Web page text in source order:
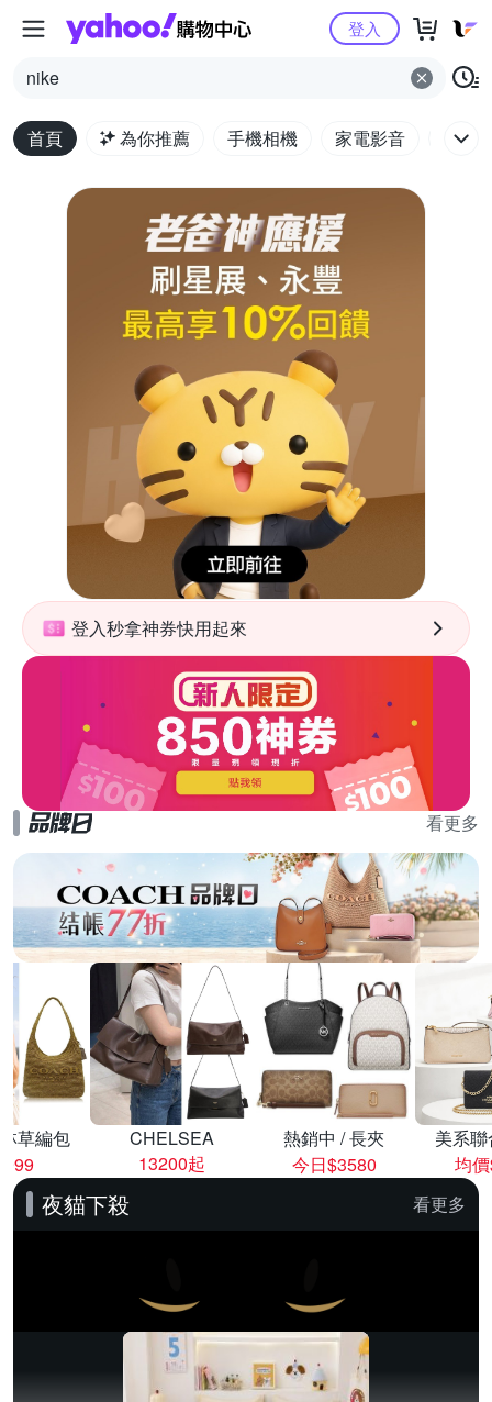
Yahoo購物中心
nike
登入
首頁 為你推薦 手機相機 家電影音 電腦
登入秒拿神券快用起來
看更多
草編包
CHELSEA
13200起
熱銷中 / 長夾
今日$3580
美系
均
夜貓下殺 看更多